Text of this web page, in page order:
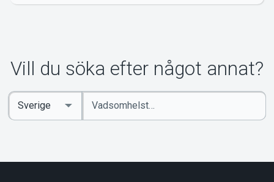
Om Tickster
Vill du söka efter något annat?
Ange
sökord
Select
Country